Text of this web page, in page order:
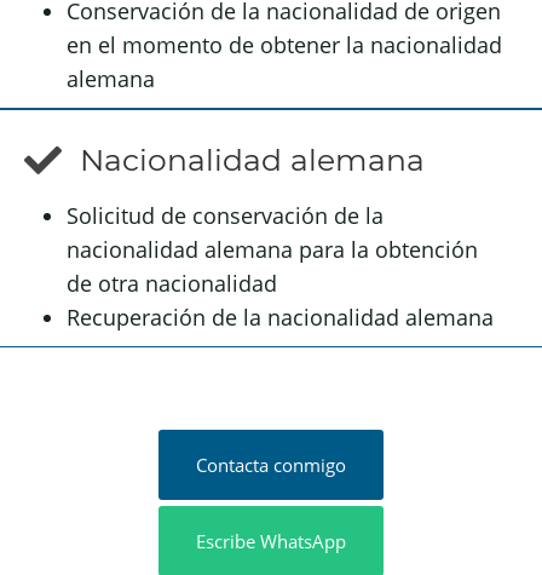
Conservación de la nacionalidad de origen
en el momento de obtener la nacionalidad
alemana
Nacionalidad alemana
Solicitud de conservación de la
nacionalidad alemana para la obtención
de otra nacionalidad
Recuperación de la nacionalidad alemana
Contacta conmigo
Escribe WhatsApp